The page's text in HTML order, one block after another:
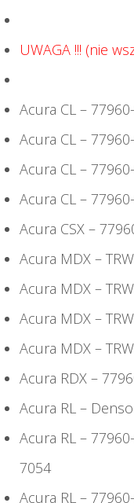
UWAGA !!! (nie
Acura CL –
Acura CL –
Acura CL –
Acura CL –
Acura CSX –
Acura MDX –
Acura MDX –
Acura MDX –
Acura MDX –
Acura RDX –
Acura RL –
Acura RL –
7054
Acura RL –